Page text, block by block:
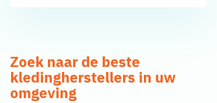
Zoek naar de beste
kledingherstellers in uw
omgeving